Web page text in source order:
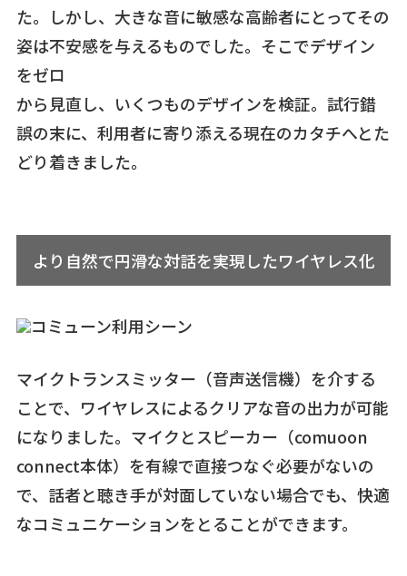
た。しかし、大きな音に敏感な高齢者にとってその
姿は不安感を与えるものでした。そこでデザイン
をゼロ
から見直し、いくつものデザインを検証。試行錯
誤の末に、利用者に寄り添える現在のカタチへとた
どり着きました。
より自然で円滑な対話を実現したワイヤレス化
マイクトランスミッター（音声送信機）を介する
ことで、ワイヤレスによるクリアな音の出力が可能
になりました。マイクとスピーカー（comuoon
connect本体）を有線で直接つなぐ必要がないの
で、話者と聴き手が対面していない場合でも、快適
なコミュニケーションをとることができます。